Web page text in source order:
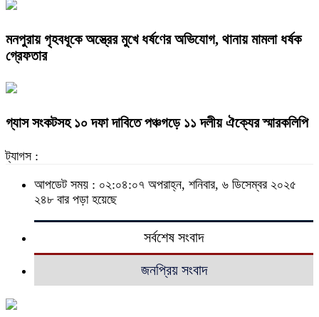
মনপুরায় গৃহবধূকে অস্ত্রের মুখে ধর্ষণের অভিযোগ, থানায় মামলা ধর্ষক
গ্রেফতার
গ্যাস সংকটসহ ১০ দফা দাবিতে পঞ্চগড়ে ১১ দলীয় ঐক্যের স্মারকলিপি
ট্যাগস :
আপডেট সময় : ০২:০৪:০৭ অপরাহ্ন, শনিবার, ৬ ডিসেম্বর ২০২৫
২৪৮ বার পড়া হয়েছে
সর্বশেষ সংবাদ
জনপ্রিয় সংবাদ